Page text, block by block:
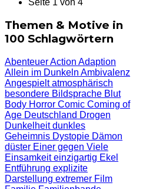
Themen & Motive in
100 Schlagwörtern
AbenteuerAction Adaption
Allein im Dunkeln Ambivalenz
Angespieltatmosphärisch
besondere Bildsprache Blut
Body Horror Comic Coming of
Age Deutschland Drogen
Dunkelheitdunkles
Geheimnis Dystopie Dämon
düster Einer gegen Viele
Einsamkeiteinzigartig Ekel
Entführung explizite
Darstellung extremer Film